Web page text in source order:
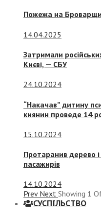
Пожежа на
14.04.2025
Затримали
Києві, — СБУ
24.10.2024
“Накачав” дитину
киянин проведе 14
15.10.2024
Протаранив дерево
пасажирів
14.10.2024
Prev Next Showing 1
СУСПIЛЬСТВО